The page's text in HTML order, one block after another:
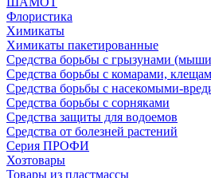
Флористика
Химикаты
Химикаты пакетированные
Средства борьбы с грызунами
Средства борьбы с комарами,
Средства борьбы с насекомыми-
Средства борьбы с сорняками
Средства защиты для водоемов
Средства от болезней растений
Серия ПРОФИ
Хозтовары
Товары из пластмассы